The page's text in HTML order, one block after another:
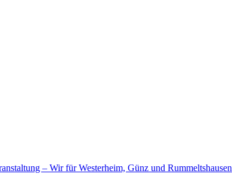
– Wir für Westerheim, Günz und Rummeltshausen